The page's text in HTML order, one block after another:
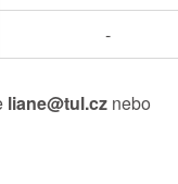
-
liane@tul.cz nebo